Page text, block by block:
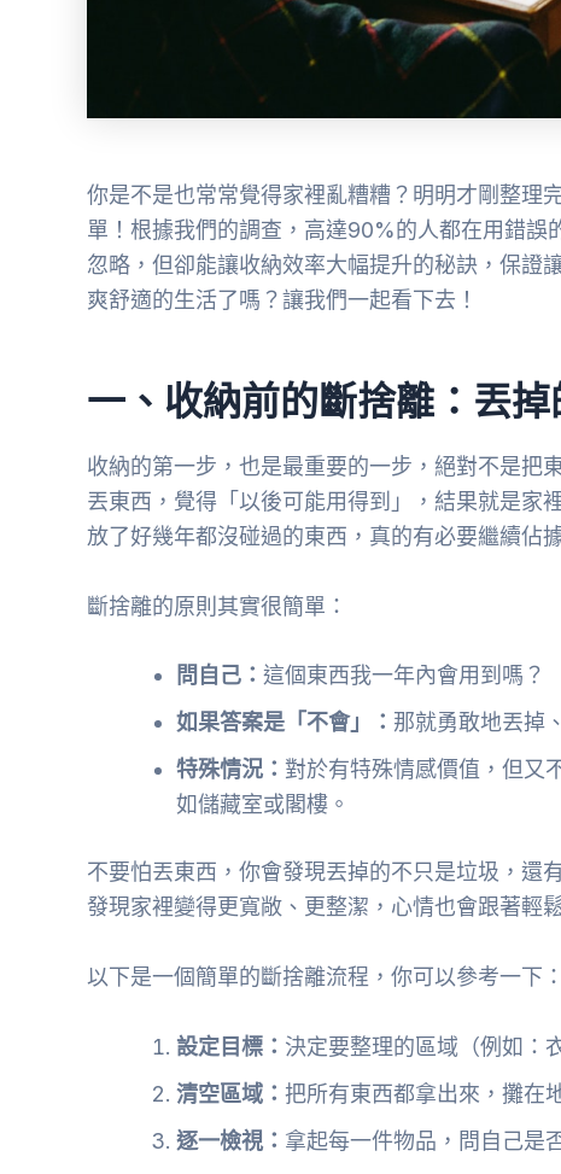
你是不是也常常覺得家裡亂糟糟？明明才剛整理
單！根據我們的調查，高達90%的人都在用錯誤
忽略，但卻能讓收納效率大幅提升的秘訣，保證
爽舒適的生活了嗎？讓我們一起看下去！
一、收納前的斷捨離：丟
收納的第一步，也是最重要的一步，絕對不是把
丟東西，覺得「以後可能用得到」，結果就是家
放了好幾年都沒碰過的東西，真的有必要繼續佔
斷捨離的原則其實很簡單：
問自己： 這個東西我一年內會用到嗎？
如果答案是「不會」： 那就勇敢地丟掉
特殊情況： 對於有特殊情感價值，但又
如儲藏室或閣樓。
不要怕丟東西，你會發現丟掉的不只是垃圾，還
發現家裡變得更寬敞、更整潔，心情也會跟著輕
以下是一個簡單的斷捨離流程，你可以參考一下：
設定目標： 決定要整理的區域（例如：
清空區域： 把所有東西都拿出來，攤在
逐一檢視： 拿起每一件物品，問自己是